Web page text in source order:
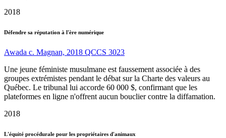
2018
Défendre sa réputation à l'ère numérique
Awada c. Magnan, 2018 QCCS 3023
Une jeune féministe musulmane est faussement associée à des
groupes extrémistes pendant le débat sur la Charte des valeurs au
Québec. Le tribunal lui accorde 60 000 $, confirmant que les
plateformes en ligne n'offrent aucun bouclier contre la diffamation.
2018
L'équité procédurale pour les propriétaires d'animaux